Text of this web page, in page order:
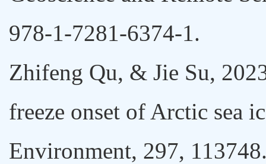
978-1-7281-6374-1.
Zhifeng Qu, & Jie Su,
freeze onset of Arctic sea
Environment, 297,